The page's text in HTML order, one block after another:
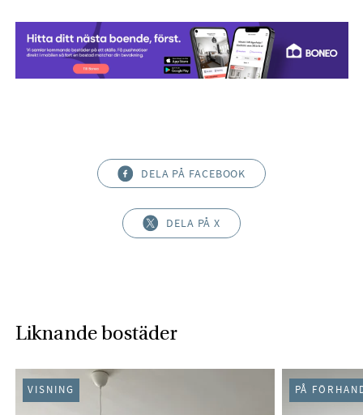
DELA PÅ FACEBOOK
DELA PÅ X
Liknande bostäder
VISNING PÅ